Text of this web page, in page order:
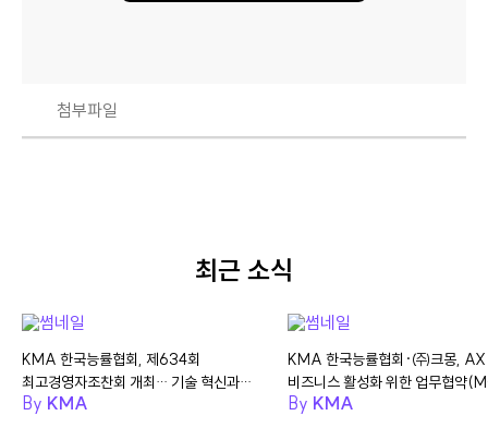
첨부파일
최근 소식
KMA 한국능률협회, 제634회
최고경영자조찬회 개최… 기술 혁신과
초격차 리더십 제시
By KMA
KMA 한국능률협회·㈜크몽, AX
비즈니스 활성화 위한 업무협약
체결
By KMA